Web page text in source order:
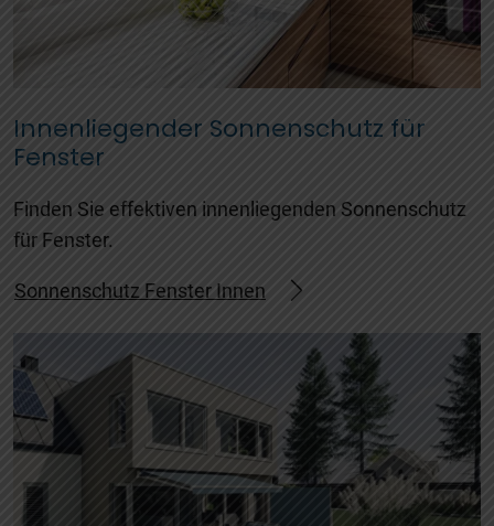
Innenliegender Sonnenschutz für
Fenster
Finden Sie effektiven innenliegenden Sonnenschutz
für Fenster.
Sonnenschutz Fenster Innen